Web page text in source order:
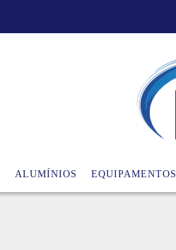
ALUMÍNIOS EQUIPAMENTOS